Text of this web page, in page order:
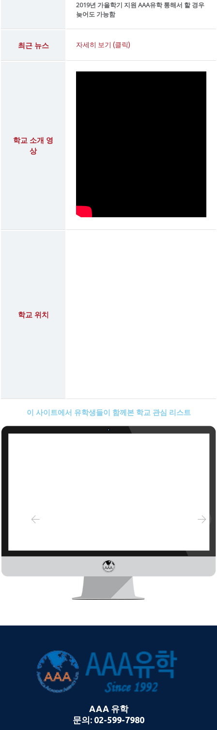
2019년 가을학기 지원 AAA유학 통해서 할 경우
늦어도 가능함
최근 뉴스 자세히 보기 (클릭)
학교 소개 영
상
학교 위치
이 사이트에서 유학생들이 함께본 학교 관심 리스트
AAA 유학
문의: 02-599-7980